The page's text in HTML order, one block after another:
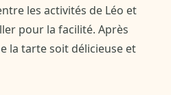
les activités de Léo et
pour la facilité. Après
la tarte soit délicieuse et